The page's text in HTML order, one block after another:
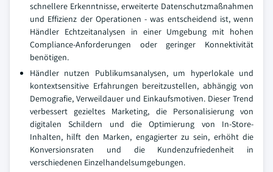
schnellere Erkenntnisse, erweiterte Datenschutzmaßnahmen
und Effizienz der Operationen - was entscheidend ist, wenn
Händler Echtzeitanalysen in einer Umgebung mit hohen
Compliance-Anforderungen oder geringer Konnektivität
benötigen.
Händler nutzen Publikumsanalysen, um hyperlokale und
kontextsensitive Erfahrungen bereitzustellen, abhängig von
Demografie, Verweildauer und Einkaufsmotiven. Dieser Trend
verbessert gezieltes Marketing, die Personalisierung von
digitalen Schildern und die Optimierung von In-Store-
Inhalten, hilft den Marken, engagierter zu sein, erhöht die
Konversionsraten und die Kundenzufriedenheit in
verschiedenen Einzelhandelsumgebungen.